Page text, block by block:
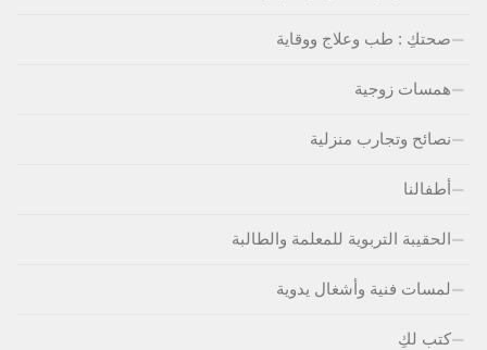
صحتكِ : طب وعلاج ووقاية
همسات زوجية
نصائح وتجارب منزلية
أطفالنا
الحقيبة التربوية للمعلمة والطالبة
لمسات فنية وأشغال يدوية
كتب لكِ